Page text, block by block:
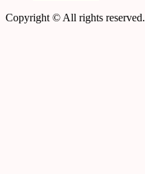
Copyright © All rights reserved.